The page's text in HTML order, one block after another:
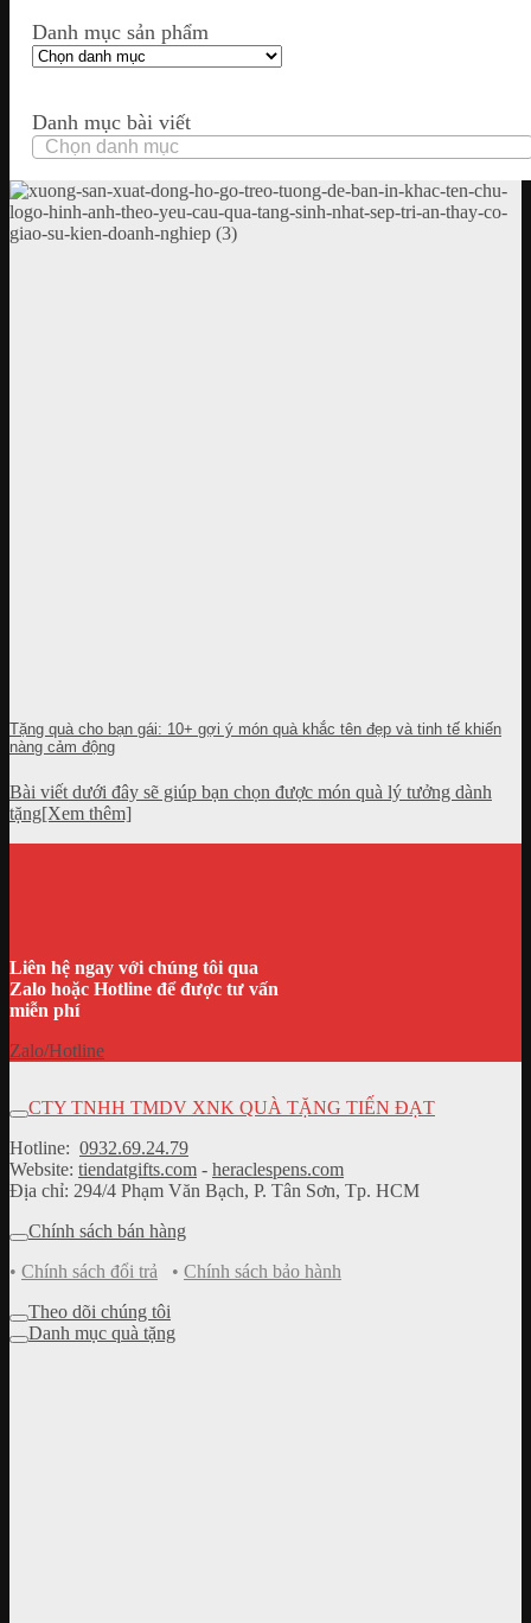
Danh mục sản phẩm
Danh mục bài viết
Danh
mục
bài
viết
Tặng quà cho bạn gái: 10+ gợi ý món quà khắc tên đẹp và tinh tế khiến
nàng cảm động
Bài viết dưới đây sẽ giúp bạn chọn được món quà lý tưởng dành
tặng[Xem thêm]
Liên hệ ngay với chúng tôi qua
Zalo hoặc Hotline để được tư vấn
miễn phí
Zalo/Hotline
CTY TNHH TMDV XNK QUÀ TẶNG TIẾN ĐẠT
Hotline: 0932.69.24.79
Website: tiendatgifts.com - heraclespens.com
Địa chỉ: 294/4 Phạm Văn Bạch, P. Tân Sơn, Tp. HCM
Chính sách bán hàng
• Chính sách đổi trả • Chính sách bảo hành
Theo dõi chúng tôi
Danh mục quà tặng